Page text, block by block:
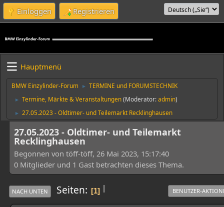
Einloggen Registrieren
Hauptmenü
BMW Einzylinder-Forum ► TERMINE und FORUMSTECHNIK
► Termine, Märkte & Veranstaltungen(Moderator:admin)
► 27.05.2023 - Oldtimer- und Teilemarkt Recklinghausen
27.05.2023 - Oldtimer- und Teilemarkt
Recklinghausen
Begonnen von töff-töff, 26 Mai 2023, 15:17:40
0 Mitglieder und 1 Gast betrachten dieses Thema.
|
NACH UNTEN Seiten 1 BENUTZER-